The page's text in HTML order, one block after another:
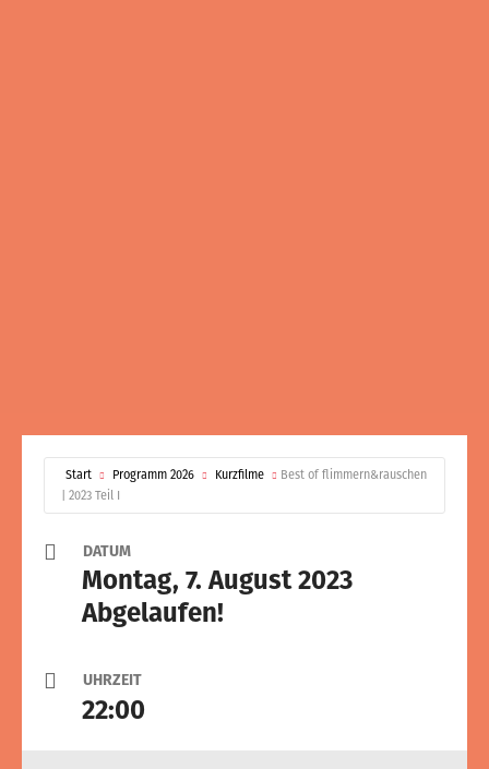
Start Programm 2026 Kurzfilme
Best of flimmern&­rauschen
| 2023 Teil I
DATUM
Montag, 7. August 2023
Abgelaufen!
UHRZEIT
22:00